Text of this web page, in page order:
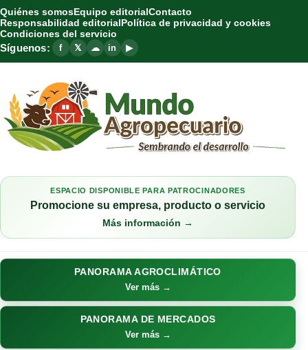
Quiénes somosEquipo editorialContacto
Responsabilidad editorialPolítica de privacidad y cookies
Condiciones del servicio
Síguenos: f 𝕏 ☁ in ▶
ESPACIO DISPONIBLE PARA PATROCINADORES
Promocione su empresa, producto o servicio
Más información →
PANORAMA AGROCLIMÁTICO
Ver más →
PANORAMA DE MERCADOS
Ver más →